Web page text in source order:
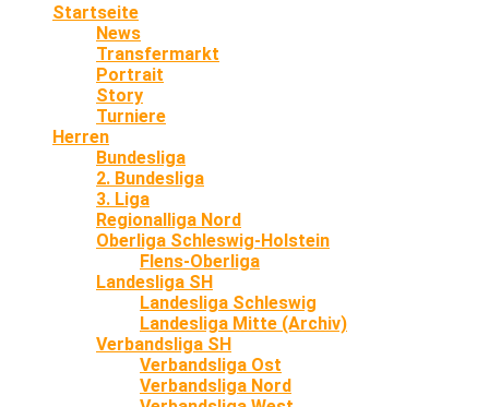
Startseite
News
Transfermarkt
Portrait
Story
Turniere
Herren
Bundesliga
2. Bundesliga
3. Liga
Regionalliga Nord
Oberliga Schleswig-Holstein
Flens-Oberliga
Landesliga SH
Landesliga Schleswig
Landesliga Mitte (Archiv)
Verbandsliga SH
Verbandsliga Ost
Verbandsliga Nord